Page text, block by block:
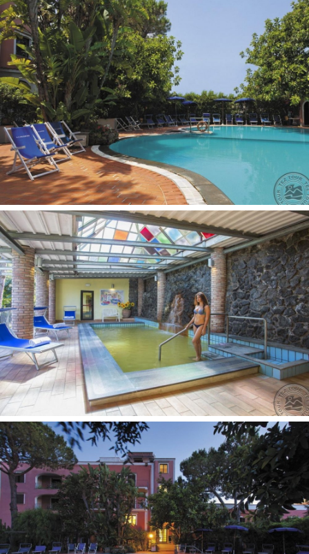
Belaidis internetas nemokamai
Televizijos salė
Liftas
Prie baseino:
Skėčiai, gultai - nemokamai
Paplūdimys:
Stambaus žvyro/akmenuotas
Paplūdimyje: skėčiai, gultai už papildomą mokestį
Autobusas iki paplūdimio: nemokamai
Miesto
Paplūdimio rankšluosčiai: už papildomą mokestį
Pramogos ir sportas:
Sauna nemokamai
Masažas už papildomą mokestį
Wellness centras
Treniruoklių salė nemokamai
Turkiška pirtis nemokamai
Vaikai nuo 8 mėn. iki 3 metų:
Lovelė: pagal atskirą užklausimą, už papildomą mokestį
Vaikiškos kėdutės restorane pagal atskirą užklausimą
Vaikams:
Auklė pagal atskirą užklausimą, už papildomą mokestį
Kontaktai:
Аdresas: Via Leonardo Mazzella, 98, 80077 Ischia NA,
Italija
Telefonas: +39 081 982088
Internetinė svetainė:www.hotelsanvalentino.it